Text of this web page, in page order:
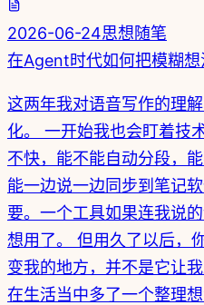
2026-06-24思想随笔
在Agent时代如何把模糊想
这两年我对语音写作的理
化。 一开始我也会盯着技
不快，能不能自动分段，
能一边说一边同步到笔记
要。一个工具如果连我说
想用了。 但用久了以后，
变我的地方，并不是它让
在生活当中多了一个整理